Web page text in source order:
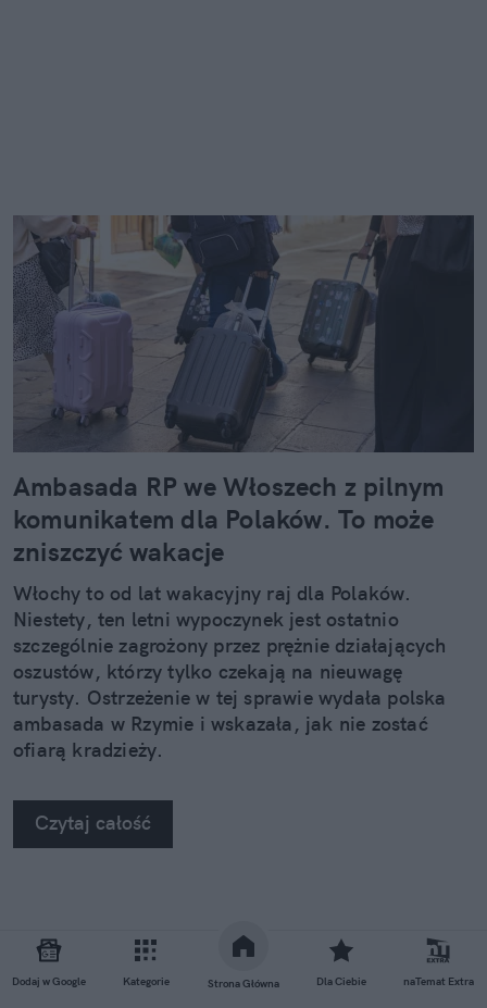
Dodaj w Google Kategorie Strona Główna Dla Ciebie naTemat Extra
Ambasada RP we Włoszech z pilnym
komunikatem dla Polaków. To może
zniszczyć wakacje
Włochy to od lat wakacyjny raj dla Polaków.
Niestety, ten letni wypoczynek jest ostatnio
szczególnie zagrożony przez prężnie działających
oszustów, którzy tylko czekają na nieuwagę
turysty. Ostrzeżenie w tej sprawie wydała polska
ambasada w Rzymie i wskazała, jak nie zostać
ofiarą kradzieży.
Czytaj całość